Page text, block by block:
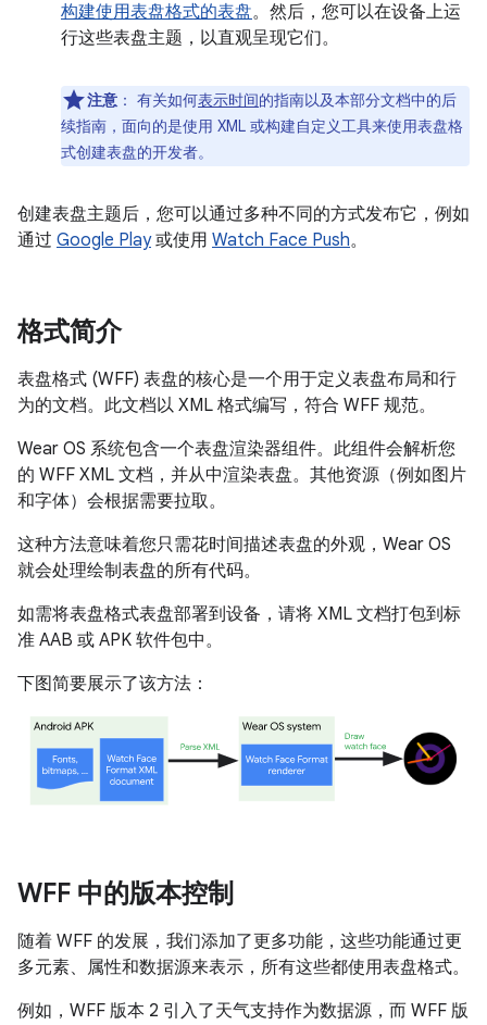
构建使用表盘格式的表盘。然后，您可以在设备上运
行这些表盘主题，以直观呈现它们。
注意 ： 有关如何表示时间的指南以及本部分文档中的后
续指南，面向的是使用 XML 或构建自定义工具来使用表盘格
式创建表盘的开发者。
创建表盘主题后，您可以通过多种不同的方式发布它，例如
通过 Google Play或使用 Watch Face Push。
格式简介
表盘格式 (WFF) 表盘的核心是一个用于定义表盘布局和行
为的文档。此文档以 XML 格式编写，符合 WFF 规范。
Wear OS 系统包含一个表盘渲染器组件。此组件会解析您
的 WFF XML 文档，并从中渲染表盘。其他资源（例如图片
和字体）会根据需要拉取。
这种方法意味着您只需花时间描述表盘的外观，Wear OS
就会处理绘制表盘的所有代码。
如需将表盘格式表盘部署到设备，请将 XML 文档打包到标
准 AAB 或 APK 软件包中。
下图简要展示了该方法：
WFF 中的版本控制
随着 WFF 的发展，我们添加了更多功能，这些功能通过更
多元素、属性和数据源来表示，所有这些都使用表盘格式。
例如，WFF 版本 2 引入了天气支持作为数据源，而 WFF 版